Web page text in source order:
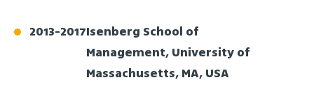
2013-2017Isenberg School of
Management, University of
Massachusetts, MA, USA